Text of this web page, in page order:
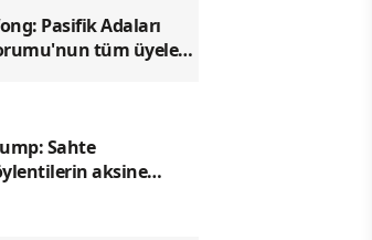
Pasifik Adaları
tüm üyeleri
Sahte
aksine